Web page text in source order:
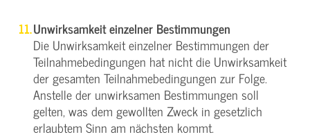
Unwirksamkeit einzelner Bestimmungen
Die Unwirksamkeit einzelner Bestimmungen der
Teilnahmebedingungen hat nicht die Unwirksamkeit
der gesamten Teilnahmebedingungen zur Folge.
Anstelle der unwirksamen Bestimmungen soll
gelten, was dem gewollten Zweck in gesetzlich
erlaubtem Sinn am nächsten kommt.